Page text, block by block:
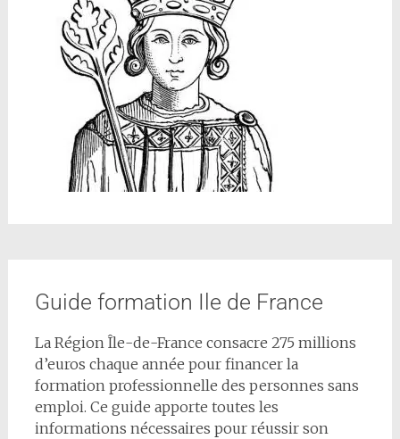
Guide formation Ile de France
La Région Île-de-France consacre 275 millions
d’euros chaque année pour financer la
formation professionnelle des personnes sans
emploi. Ce guide apporte toutes les
informations nécessaires pour réussir son